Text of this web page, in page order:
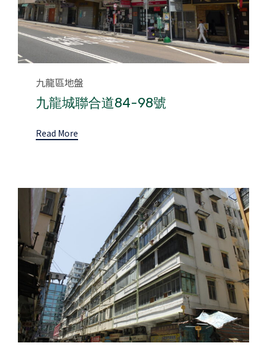
Category
九龍區地盤
九龍城聯合道84-98號
Read More